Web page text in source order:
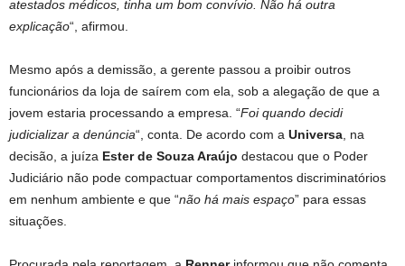
atestados médicos, tinha um bom convívio. Não há outra
explicação“, afirmou.
Mesmo após a demissão, a gerente passou a proibir outros
funcionários da loja de saírem com ela, sob a alegação de que a
jovem estaria processando a empresa. “Foi quando decidi
judicializar a denúncia“, conta. De acordo com a Universa , na
decisão, a juíza Ester de Souza Araújo destacou que o Poder
Judiciário não pode compactuar comportamentos discriminatórios
em nenhum ambiente e que “não há mais espaço” para essas
situações.